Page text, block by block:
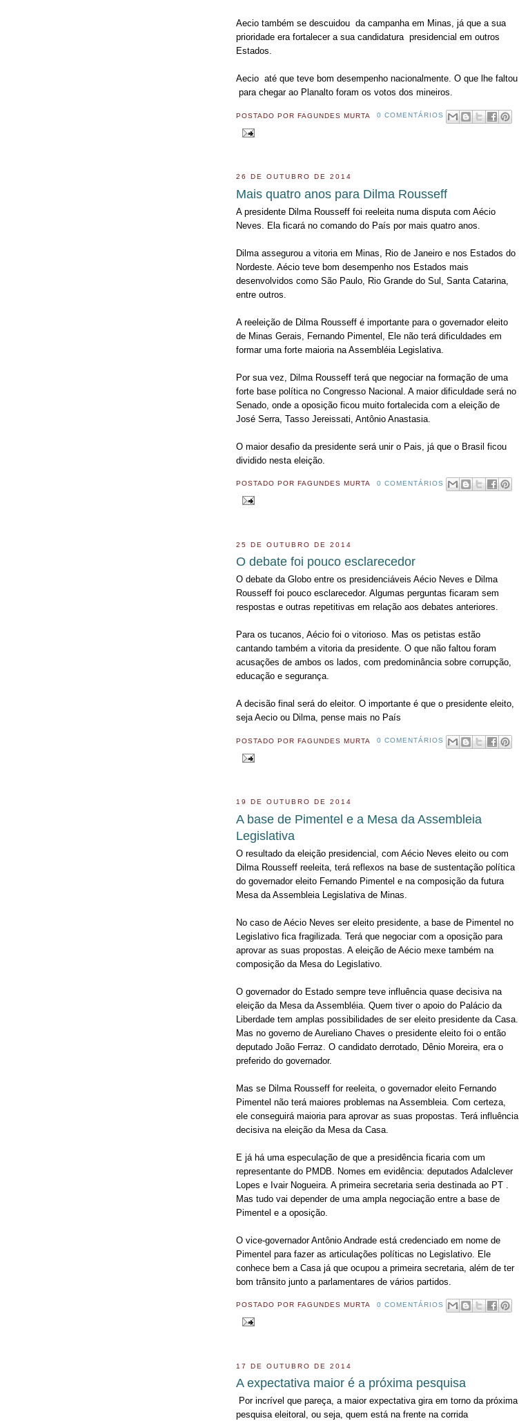
Aecio também se descuidou da campanha em Minas, já que a sua
prioridade era fortalecer a sua candidatura presidencial em outros
Estados.
Aecio até que teve bom desempenho nacionalmente. O que lhe faltou
para chegar ao Planalto foram os votos dos mineiros.
POSTADO POR FAGUNDES MURTA 0 COMENTÁRIOS
26 DE OUTUBRO DE 2014
Mais quatro anos para Dilma Rousseff
A presidente Dilma Rousseff foi reeleita numa disputa com Aécio
Neves. Ela ficará no comando do País por mais quatro anos.
Dilma assegurou a vitoria em Minas, Rio de Janeiro e nos Estados do
Nordeste. Aécio teve bom desempenho nos Estados mais
desenvolvidos como São Paulo, Rio Grande do Sul, Santa Catarina,
entre outros.
A reeleição de Dilma Rousseff é importante para o governador eleito
de Minas Gerais, Fernando Pimentel, Ele não terá dificuldades em
formar uma forte maioria na Assembléia Legislativa.
Por sua vez, Dilma Rousseff terá que negociar na formação de uma
forte base política no Congresso Nacional. A maior dificuldade será no
Senado, onde a oposição ficou muito fortalecida com a eleição de
José Serra, Tasso Jereissati, Antônio Anastasia.
O maior desafio da presidente será unir o Pais, já que o Brasil ficou
dividido nesta eleição.
POSTADO POR FAGUNDES MURTA 0 COMENTÁRIOS
25 DE OUTUBRO DE 2014
O debate foi pouco esclarecedor
O debate da Globo entre os presidenciáveis Aécio Neves e Dilma
Rousseff foi pouco esclarecedor. Algumas perguntas ficaram sem
respostas e outras repetitivas em relação aos debates anteriores.
Para os tucanos, Aécio foi o vitorioso. Mas os petistas estão
cantando também a vitoria da presidente. O que não faltou foram
acusações de ambos os lados, com predominância sobre corrupção,
educação e segurança.
A decisão final será do eleitor. O importante é que o presidente eleito,
seja Aecio ou Dilma, pense mais no País
POSTADO POR FAGUNDES MURTA 0 COMENTÁRIOS
19 DE OUTUBRO DE 2014
A base de Pimentel e a Mesa da Assembleia
Legislativa
O resultado da eleição presidencial, com Aécio Neves eleito ou com
Dilma Rousseff reeleita, terá reflexos na base de sustentação política
do governador eleito Fernando Pimentel e na composição da futura
Mesa da Assembleia Legislativa de Minas.
No caso de Aécio Neves ser eleito presidente, a base de Pimentel no
Legislativo fica fragilizada. Terá que negociar com a oposição para
aprovar as suas propostas. A eleição de Aécio mexe também na
composição da Mesa do Legislativo.
O governador do Estado sempre teve influência quase decisiva na
eleição da Mesa da Assembléia. Quem tiver o apoio do Palácio da
Liberdade tem amplas possibilidades de ser eleito presidente da Casa.
Mas no governo de Aureliano Chaves o presidente eleito foi o então
deputado João Ferraz. O candidato derrotado, Dênio Moreira, era o
preferido do governador.
Mas se Dilma Rousseff for reeleita, o governador eleito Fernando
Pimentel não terá maiores problemas na Assembleia. Com certeza,
ele conseguirá maioria para aprovar as suas propostas. Terá influência
decisiva na eleição da Mesa da Casa.
E já há uma especulação de que a presidência ficaria com um
representante do PMDB. Nomes em evidência: deputados Adalclever
Lopes e Ivair Nogueira. A primeira secretaria seria destinada ao PT .
Mas tudo vai depender de uma ampla negociação entre a base de
Pimentel e a oposição.
O vice-governador Antônio Andrade está credenciado em nome de
Pimentel para fazer as articulações políticas no Legislativo. Ele
conhece bem a Casa já que ocupou a primeira secretaria, além de ter
bom trânsito junto a parlamentares de vários partidos.
POSTADO POR FAGUNDES MURTA 0 COMENTÁRIOS
17 DE OUTUBRO DE 2014
A expectativa maior é a próxima pesquisa
Por incrível que pareça, a maior expectativa gira em torno da próxima
pesquisa eleitoral, ou seja, quem está na frente na corrida